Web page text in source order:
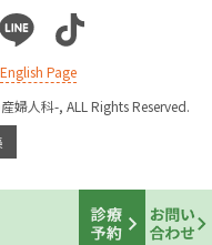
LineTikTok
English Page
婦人科-, ALL Rights Reserved.